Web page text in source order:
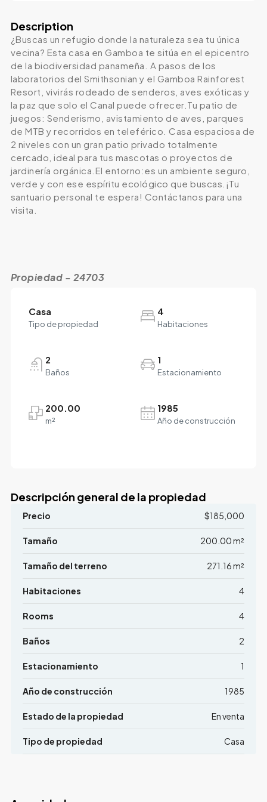
Description
¿Buscas un refugio donde la naturaleza sea tu única
vecina? Esta casa en Gamboa te sitúa en el epicentro
de la biodiversidad panameña. A pasos de los
laboratorios del Smithsonian y el Gamboa Rainforest
Resort, vivirás rodeado de senderos, aves exóticas y
la paz que solo el Canal puede ofrecer.Tu patio de
juegos: Senderismo, avistamiento de aves, parques
de MTB y recorridos en teleférico. Casa espaciosa de
2 niveles con un gran patio privado totalmente
cercado, ideal para tus mascotas o proyectos de
jardinería orgánica.El entorno:es un ambiente seguro,
verde y con ese espíritu ecológico que buscas.¡Tu
santuario personal te espera! Contáctanos para una
visita.
Propiedad - 24703
Casa
Tipo de propiedad
4
Habitaciones
2
Baños
1
Estacionamiento
200.00
m²
1985
Año de construcción
Descripción general de la propiedad
Precio $185,000
Tamaño 200.00 m²
Tamaño del terreno 271.16 m²
Habitaciones 4
Rooms 4
Baños 2
Estacionamiento 1
Año de construcción 1985
Estado de la propiedad En venta
Tipo de propiedad Casa